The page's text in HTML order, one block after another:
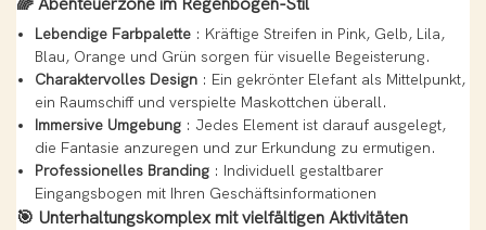
🌈 Abenteuerzone im Regenbogen-Stil
Lebendige Farbpalette: Kräftige Streifen in Pink, Gelb, Lila,
Blau, Orange und Grün sorgen für visuelle Begeisterung.
Charaktervolles Design: Ein gekrönter Elefant als Mittelpunkt,
ein Raumschiff und verspielte Maskottchen überall.
Immersive Umgebung: Jedes Element ist darauf ausgelegt,
die Fantasie anzuregen und zur Erkundung zu ermutigen.
Professionelles Branding: Individuell gestaltbarer
Eingangsbogen mit Ihren Geschäftsinformationen
🎯 Unterhaltungskomplex mit vielfältigen Aktivitäten